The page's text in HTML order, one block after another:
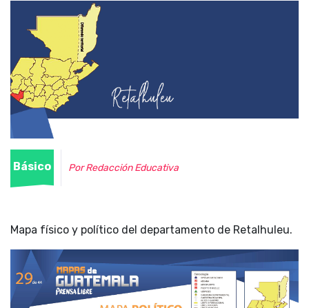
Básico Por Redacción Educativa
Mapa físico y político del departamento de Retalhuleu.